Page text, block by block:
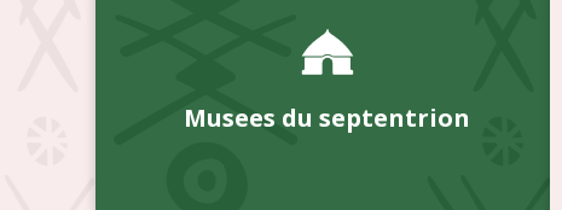
Musees du septentrion